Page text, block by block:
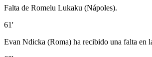
Falta de Romelu Lukaku (Nápoles).
61'
Evan Ndicka (Roma) ha recibido una falta en